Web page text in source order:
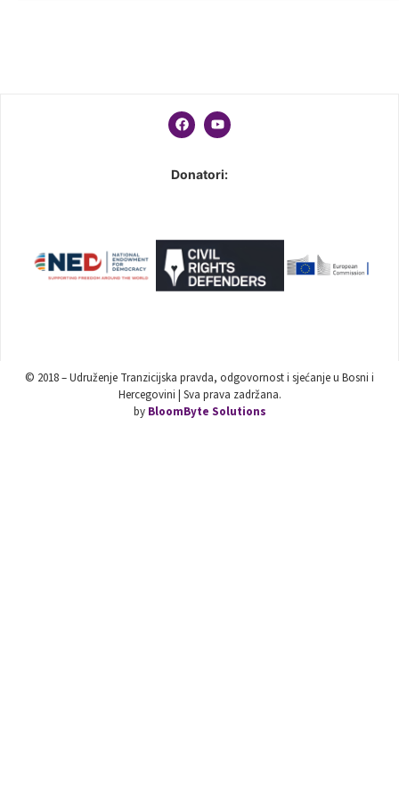
Donatori:
© 2018 – Udruženje Tranzicijska pravda, odgovornost i sjećanje u Bosni i
Hercegovini | Sva prava zadržana.
by BloomByte Solutions